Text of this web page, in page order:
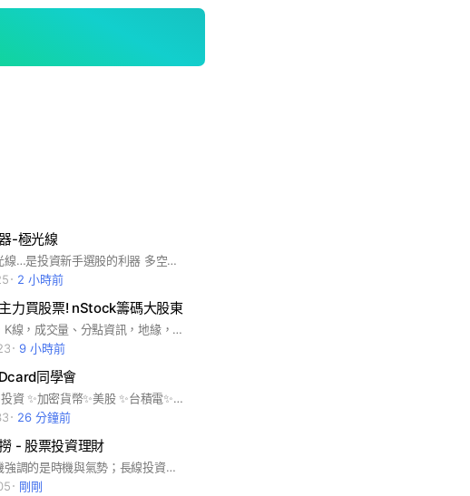
段
究
樂
全
電台
金管
#運
不
-極光線
虎神極光線…是投資新手選股的利器 多空判斷一目了然簡單明瞭。不用懂很深 澳的技術分析。 看懂極光線。會抓極光線出筍股就能輕鬆的買到強勢股。不會再深受套牢之苦 #虎神仙人指路#虎神極光線#虎神極光出筍股#XQ#仙人指路#股票#期貨#選擇權#權證#基金etf#飆股#台股#證券#台指#國 外期貨#存股#價值投資#美股#海期#技術分析#指標#籌碼#主升段飆股#電子股傳產股金融股#三大法人#投信#外資#自營商#八大行庫#研究報告#布林通道#多頭空頭#均線扣抵#kd#macd#程式交昜策略雷達#手機app#ig互追互讚 韭菜討論區#tg#4g#5g#ar#vr#mr#nft#Gamefi#line#fb#AI 機器人#元宇宙挖礦虛擬貨幣加密貨幣比特幣太乙幣區塊鏈區塊幫 趣味迷因爆笑圖梗 聊天室 海鮮水產海鮮 批發零售買賣 網購團購代購 冷凍食品線 家電上遊戲 玩具桌遊 韮菜 國際獅子會青商會扶輪社媽 基督教 佛教 道教 一貫道 星座塔羅 相命命相館 台灣大學政治大學清華大學逢甲大學文化大學 輔仁大學 英語 英文美語日文日語美國韓國泡菜日本, 泰國蝦越南小吃菲律賓英國法國麵包德國土耳其浴 武術 跆拳道 柔道 溜冰 娛樂場所 唱歌 跳舞 歌唱 舞蹈土風舞 國際標準舞 華爾滋 追劇 韓劇 陸劇日劇美劇視頻 抖音 搞笑圖片搞笑影片 美女圖片美女影片 電腦主機 主機板 硬碟 隨身碟電器 電視 直播 中華電信 遠傳電信 台灣大哥大 台灣之星 7-ELEVEN 萊爾富 全家 全聯 長榮 散裝 貨櫃 三雄 健康 汽車機車腳踏車房地產工廠公司主管台積電台北市新北市基隆台中台南高雄花蓮遊樂場所 觀光旅遊交友證照交昜所金管會職業公會醫院律師醫師事務所公所警察局 生活#美食旅遊#休閒娛樂#運動健身#寵物#貓狗#交流交友#運輸老司機 舒壓按摩 時尚精品 兼職找工作 法拍屋 房屋仲介 不動產 裝潢 有機蔬菜 水果 糖尿病 三高 長照 網咖娃娃機#手機#電腦#vip#減肥#彩妝#美容美髮 婚紗攝影 素描繪畫彩繪#中華職棒#談心情#讀書會學習# #網購圑購代購 蝦皮淘寶外送 斜槓 項鍊 耳環 水晶 翡翠 瑪瑙 包包 流行服飾 女裝 童裝 #親子#面試#俱樂部#飯店#工程師#補習班 民進黨 國民黨 民眾黨 #鬼滅#動森#薑餅人王國#環島
2 小時前
力買股票! nStock籌碼大股東
看籌碼，K線，成交量、分點資訊，地緣，董監持股，看投信、外資....
9 小時前
同學會
✨台股✨投資 ✨加密貨幣✨美股 ✨台積電✨ETF✨SPY✨反詐騙
26 分鐘前
- 股票投資理財
短線投機強調的是時機與氣勢；長線投資強調的是位階與價值。無論你喜歡短線投機或是長線投資，都可以在這裡學到你需要的知識與技術。 #股海量
剛剛